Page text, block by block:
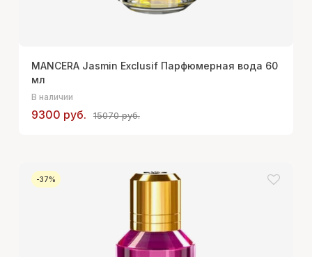
MANCERA Jasmin Exclusif Парфюмерная вода 60
мл
В наличии
9300 руб. 15070 руб.
-37%